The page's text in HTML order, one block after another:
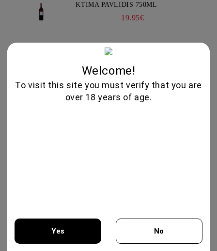
KTIMA PAVLIDIS 750ML
19.95€
80.00€
XYNISTERI PERSEFONI 750ML -
12.50€
Welcome!
To visit this site you must verify that you are
over 18 years of age.
Yes No